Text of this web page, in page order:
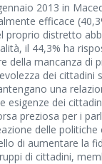
2013 in
efficace
proprio distretto
il 44,3% ha
della mancanza di
dei cittadini
una
dei
preziosa per i
delle politiche
di aumentare la
di cittadini,